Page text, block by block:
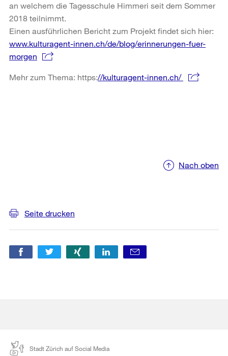
an welchem die Tagesschule Himmeri seit dem Sommer
2018 teilnimmt.
Einen ausführlichen Bericht zum Projekt findet sich hier:
www.kulturagent-innen.ch/de/blog/erinnerungen-fuer-
morgen
Mehr zum Thema: https://kulturagent-innen.ch/
Nach oben
Seite drucken
Stadt Zürich auf Social Media